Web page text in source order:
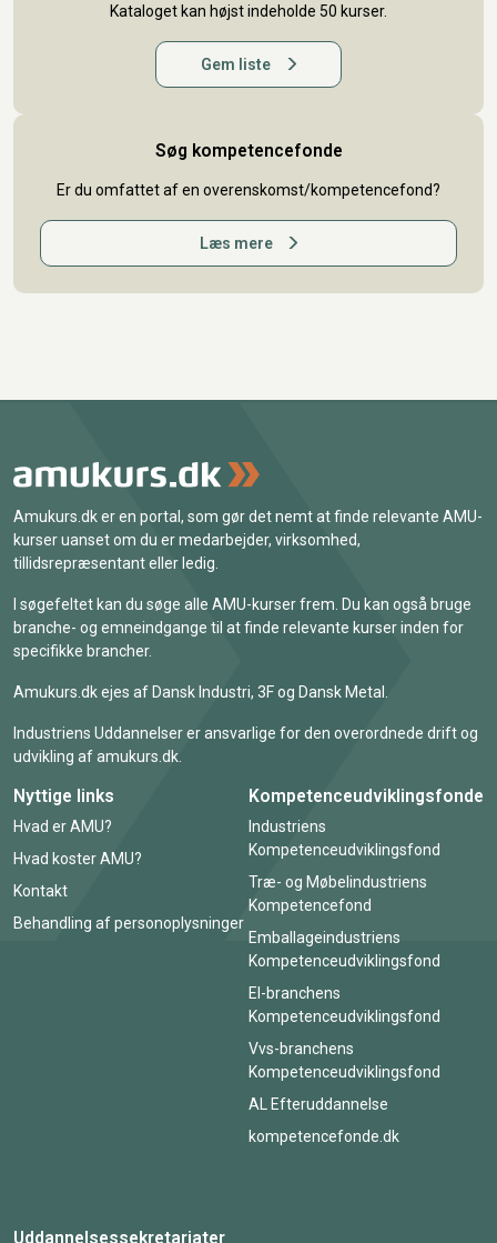
Kataloget kan højst indeholde 50 kurser.
Gem liste
Søg kompetencefonde
Er du omfattet af en overenskomst/kompetencefond?
Læs mere
Amukurs.dk er en portal, som gør det nemt at finde relevante AMU-
kurser uanset om du er medarbejder, virksomhed,
tillidsrepræsentant eller ledig.
I søgefeltet kan du søge alle AMU-kurser frem. Du kan også bruge
branche- og emneindgange til at finde relevante kurser inden for
specifikke brancher.
Amukurs.dk ejes af Dansk Industri, 3F og Dansk Metal.
Industriens Uddannelser er ansvarlige for den overordnede drift og
udvikling af amukurs.dk.
Nyttige links
Hvad er AMU?
Hvad koster AMU?
Kontakt
Behandling af personoplysninger
Kompetenceudviklingsfonde
Industriens
Kompetenceudviklingsfond
Træ- og Møbelindustriens
Kompetencefond
Emballageindustriens
Kompetenceudviklingsfond
El-branchens
Kompetenceudviklingsfond
Vvs-branchens
Kompetenceudviklingsfond
AL Efteruddannelse
kompetencefonde.dk
Uddannelsessekretariater